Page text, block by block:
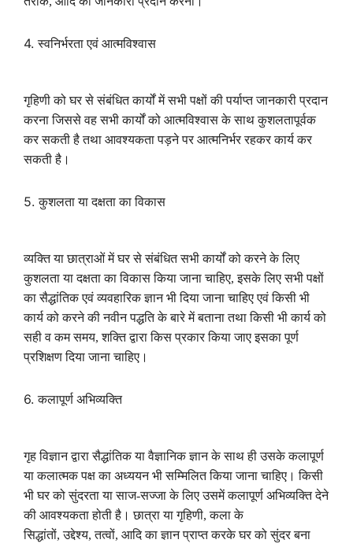
4.स्वनिर्भरता एवं आत्मविश्वास
गृहिणी को घर से संबंधित कार्यों में सभी पक्षों की पर्याप्त जानकारी प्रदान
करना जिससे वह सभी कार्यों को आत्मविश्वास के साथ कुशलतापूर्वक
कर सकती है तथा आवश्यकता पड़ने पर आत्मनिर्भर रहकर कार्य कर
सकती है।
5.कुशलता या दक्षता का विकास
व्यक्ति या छात्राओं में घर से संबंधित सभी कार्यों को करने के लिए
कुशलता या दक्षता का विकास किया जाना चाहिए, इसके लिए सभी पक्षों
का सैद्धांतिक एवं व्यवहारिक ज्ञान भी दिया जाना चाहिए एवं किसी भी
कार्य को करने की नवीन पद्धति के बारे में बताना तथा किसी भी कार्य को
सही व कम समय,शक्ति द्वारा किस प्रकार किया जाए इसका पूर्ण
प्रशिक्षण दिया जाना चाहिए।
6.कलापूर्ण अभिव्यक्ति
गृह विज्ञान द्वारा सैद्धांतिक या वैज्ञानिक ज्ञान के साथ ही उसके कलापूर्ण
या कलात्मक पक्ष का अध्ययन भी सम्मिलित किया जाना चाहिए। किसी
भी घर को सुंदरता या साज-सज्जा के लिए उसमें कलापूर्ण अभिव्यक्ति देने
की आवश्यकता होती है। छात्रा या गृहिणी, कला के
सिद्धांतों,उद्देश्य,तत्वों, आदि का ज्ञान प्राप्त करके घर को सुंदर बना